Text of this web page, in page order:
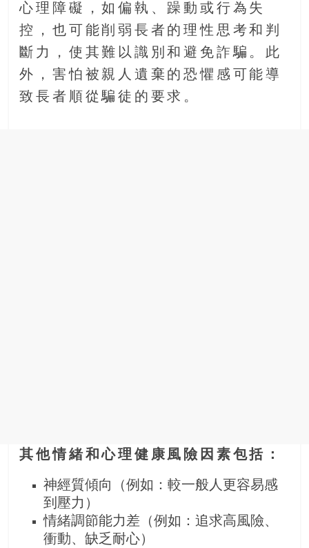
心理障礙，如偏執、躁動或行為失
控，也可能削弱長者的理性思考和判
斷力，使其難以識別和避免詐騙。此
外，害怕被親人遺棄的恐懼感可能導
致長者順從騙徒的要求。
其他情緒和心理健康風險因素包括：
神經質傾向（例如：較一般人更容易感
到壓力）
情緒調節能力差（例如：追求高風險、
衝動、缺乏耐心）